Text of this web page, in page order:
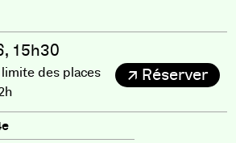
15h30
des places
Réserver